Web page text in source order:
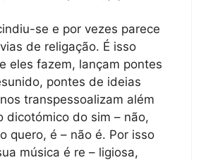
se e por vezes parece
de religação. É isso
eles fazem, lançam pontes
pontes de ideias
transpessoalizam além
dicotómico do sim – não,
quero, é – não é. Por isso
música é re – ligiosa,